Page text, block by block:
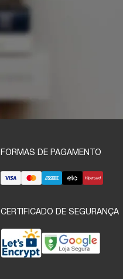
FORMAS DE PAGAMENTO
CERTIFICADO DE SEGURANÇA